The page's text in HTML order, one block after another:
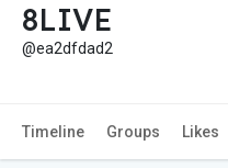
8LIVE
@ea2dfdad2
Timeline Groups Likes